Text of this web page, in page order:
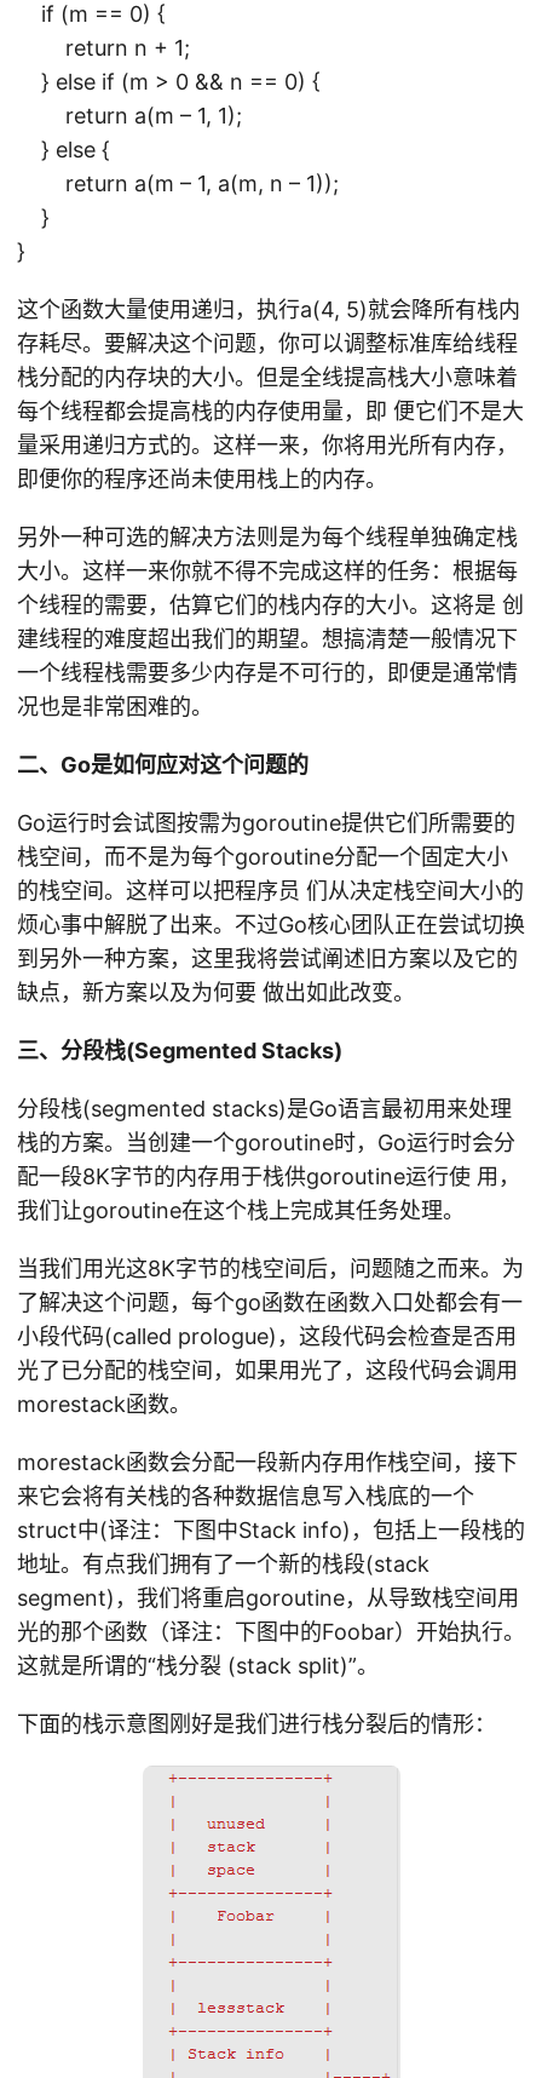
if (m == 0) {
return n + 1;
} else if (m > 0 && n == 0) {
return a(m – 1, 1);
} else {
return a(m – 1, a(m, n – 1));
}
}
这个函数大量使用递归，执行a(4, 5)就会降所有栈内
存耗尽。要解决这个问题，你可以调整标准库给线程
栈分配的内存块的大小。但是全线提高栈大小意味着
每个线程都会提高栈的内存使用量，即 便它们不是大
量采用递归方式的。这样一来，你将用光所有内存，
即便你的程序还尚未使用栈上的内存。
另外一种可选的解决方法则是为每个线程单独确定栈
大小。这样一来你就不得不完成这样的任务：根据每
个线程的需要，估算它们的栈内存的大小。这将是 创
建线程的难度超出我们的期望。想搞清楚一般情况下
一个线程栈需要多少内存是不可行的，即便是通常情
况也是非常困难的。
二、Go是如何应对这个问题的
Go运行时会试图按需为goroutine提供它们所需要的
栈空间，而不是为每个goroutine分配一个固定大小
的栈空间。这样可以把程序员 们从决定栈空间大小的
烦心事中解脱了出来。不过Go核心团队正在尝试切换
到另外一种方案，这里我将尝试阐述旧方案以及它的
缺点，新方案以及为何要 做出如此改变。
三、分段栈(Segmented Stacks)
分段栈(segmented stacks)是Go语言最初用来处理
栈的方案。当创建一个goroutine时，Go运行时会分
配一段8K字节的内存用于栈供goroutine运行使 用，
我们让goroutine在这个栈上完成其任务处理。
当我们用光这8K字节的栈空间后，问题随之而来。为
了解决这个问题，每个go函数在函数入口处都会有一
小段代码(called prologue)，这段代码会检查是否用
光了已分配的栈空间，如果用光了，这段代码会调用
morestack函数。
morestack函数会分配一段新内存用作栈空间，接下
来它会将有关栈的各种数据信息写入栈底的一个
struct中(译注：下图中Stack info)，包括上一段栈的
地址。有点我们拥有了一个新的栈段(stack
segment)，我们将重启goroutine，从导致栈空间用
光的那个函数（译注：下图中的Foobar）开始执行。
这就是所谓的“栈分裂 (stack split)”。
下面的栈示意图刚好是我们进行栈分裂后的情形：